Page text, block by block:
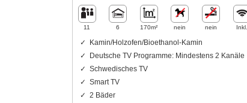
11 6 170m² nein nein Inkl.
Kamin/Holzofen/Bioethanol-Kamin
Deutsche TV Programme: Mindestens 2 Kanäle
Schwedisches TV
Smart TV
2 Bäder